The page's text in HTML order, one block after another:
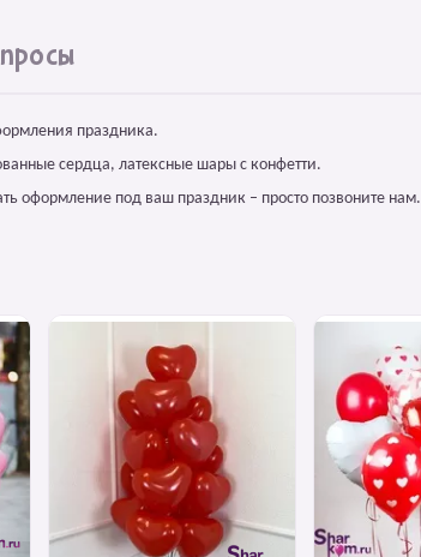
праздника.
сердца, латексные шары с конфетти.
оформление под ваш праздник – просто позвоните нам.